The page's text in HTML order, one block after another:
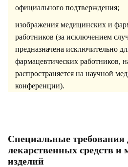
официального подтверждения;
изображения медицинских и
работников (за исключением
предназначена исключительно
фармацевтических работников,
распространяется на научной
конференции).
Специальные требования
лекарственных средств и
изделий